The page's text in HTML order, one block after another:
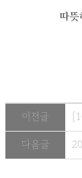
따뜻
이전글
다음글